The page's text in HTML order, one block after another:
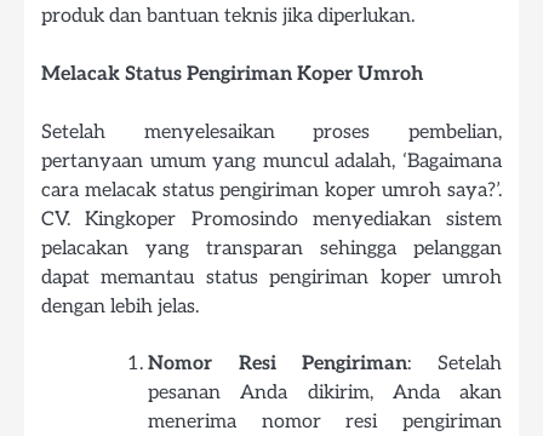
produk dan bantuan teknis jika diperlukan.
Melacak Status Pengiriman Koper Umroh
Setelah menyelesaikan proses pembelian,
pertanyaan umum yang muncul adalah, ‘Bagaimana
cara melacak status pengiriman koper umroh saya?’.
CV. Kingkoper Promosindo menyediakan sistem
pelacakan yang transparan sehingga pelanggan
dapat memantau status pengiriman koper umroh
dengan lebih jelas.
Nomor Resi Pengiriman: Setelah
pesanan Anda dikirim, Anda akan
menerima nomor resi pengiriman